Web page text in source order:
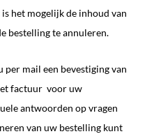
het mogelijk de inhoud van
bestelling te annuleren.
mail een bevestiging van
factuur voor uw
antwoorden op vragen
van uw bestelling kunt